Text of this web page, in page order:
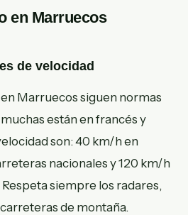
en Marruecos
de velocidad
Marruecos siguen normas
están en francés y
son: 40 km/h en
nacionales y 120 km/h
siempre los radares,
de montaña.